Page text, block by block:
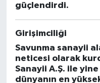
güçlendirdi.
Girişimciliği
Savunma sanayii
neticesi olarak
Sanayii A.Ş. ile
dünyanın en